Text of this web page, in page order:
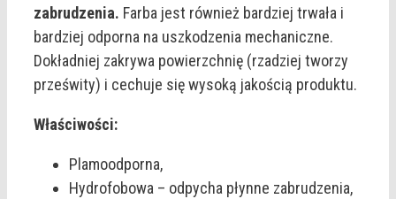
zabrudzenia. Farba jest również bardziej trwała i
bardziej odporna na uszkodzenia mechaniczne.
Dokładniej zakrywa powierzchnię (rzadziej tworzy
prześwity) i cechuje się wysoką jakością produktu.
Właściwości:
Plamoodporna,
Hydrofobowa – odpycha płynne zabrudzenia,